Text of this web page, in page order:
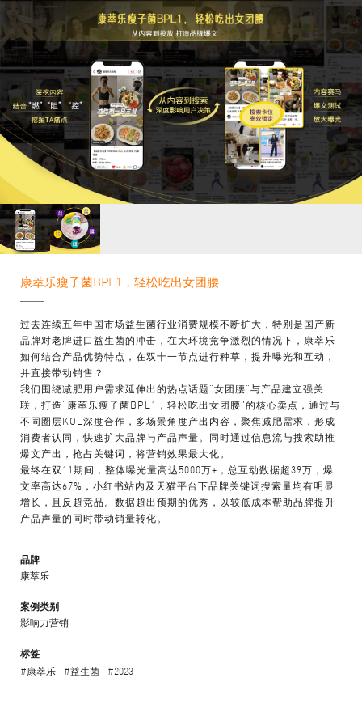
康萃乐瘦子菌BPL1，轻松吃出女团腰
过去连续五年中国市场益生菌行业消费规模不断扩大，特别是国产新
品牌对老牌进口益生菌的冲击，在大环境竞争激烈的情况下，康萃乐
如何结合产品优势特点，在双十一节点进行种草，提升曝光和互动，
并直接带动销售？
我们围绕减肥用户需求延伸出的热点话题“女团腰“与产品建立强关
联，打造“康萃乐瘦子菌BPL1，轻松吃出女团腰”的核心卖点，通过与
不同圈层KOL深度合作，多场景角度产出内容，聚焦减肥需求，形成
消费者认同，快速扩大品牌与产品声量。同时通过信息流与搜索助推
爆文产出，抢占关键词，将营销效果最大化。
最终在双11期间，整体曝光量高达5000万+，总互动数据超39万，爆
文率高达67%，小红书站内及天猫平台下品牌关键词搜索量均有明显
增长，且反超竞品。数据超出预期的优秀，以较低成本帮助品牌提升
产品声量的同时带动销量转化。
品牌
康萃乐
案例类别
影响力营销
标签
#康萃乐
#益生菌 #2023